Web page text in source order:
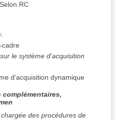
Selon RC
:
cadre
le système d'acquisition
d'acquisition dynamique
des procédures de